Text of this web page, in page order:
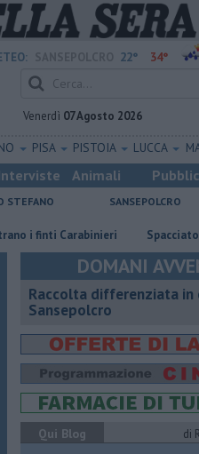
22° 34°
Venerdì 07 Agosto 2026
PISA PISTOIA LUCCA
Animali
STEFANO SANSEPOLCRO
Spacciatore-Pollicino
DOMANI
Raccolta differenziata in
Sansepolcro
Qui Blog
di